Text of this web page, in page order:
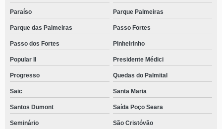
Paraíso Parque Palmeiras
Parque das Palmeiras Passo Fortes
Passo dos Fortes Pinheirinho
Popular II Presidente Médici
Progresso Quedas do Palmital
Saic Santa Maria
Santos Dumont Saída Poço Seara
Seminário São Cristóvão